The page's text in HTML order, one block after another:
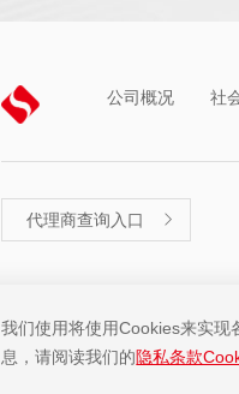
公司概况 社
代理商查询入口 
Copyright ©2001-2025 中微半
我们使用将使用Cookies来实现
息，请阅读我们的隐私条款